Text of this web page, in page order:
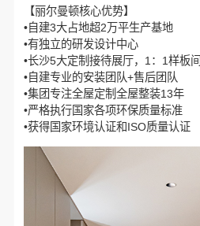
【丽尔曼顿核心优势】
•自建3大占地超2万平生产基地
•有独立的研发设计中心
•长沙5大定制接待展厅，1：1样板间
•自建专业的安装团队+售后团队
•集团专注全屋定制全屋整装13年
•严格执行国家各项环保质量标准
•获得国家环境认证和ISO质量认证